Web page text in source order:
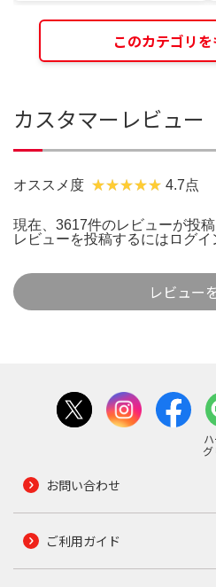
このカテゴリ
カスタマーレビュー
オススメ度 4.7点
現在、3617件のレビューが投稿
レビューを投稿するには ログイ
レビュー
グ
お問い合わせ
ご利用ガイド